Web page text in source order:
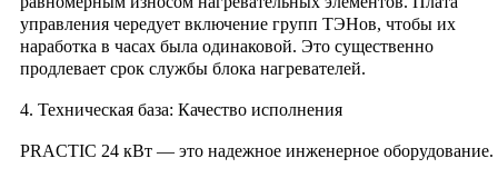
управления чередует включение групп ТЭНов, чтобы их
наработка в часах была одинаковой. Это существенно
продлевает срок службы блока нагревателей.
4. Техническая база: Качество исполнения
PRACTIC 24 кВт — это надежное инженерное оборудование.